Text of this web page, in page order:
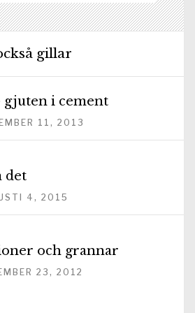
gillar
gjuten i cement
11, 2013
det
4, 2015
och grannar
23, 2012